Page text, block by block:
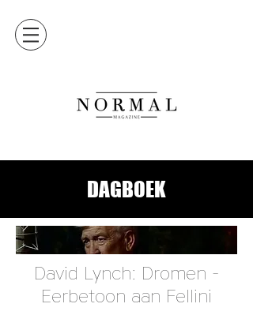
DAGBOEK
David Lynch: Dromen -
Eerbetoon aan Fellini